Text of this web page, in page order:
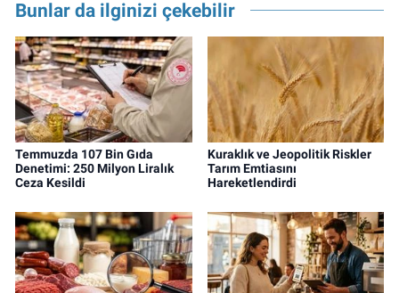
Bunlar da ilginizi çekebilir
Temmuzda 107 Bin Gıda
Denetimi: 250 Milyon Liralık
Ceza Kesildi
Kuraklık ve Jeopolitik Riskler
Tarım Emtiasını
Hareketlendirdi